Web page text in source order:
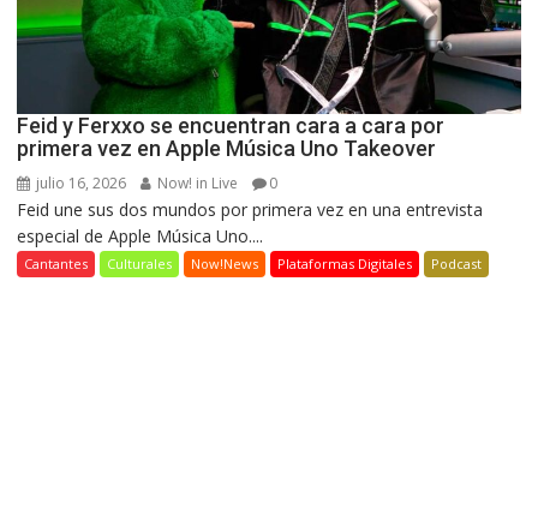
Feid y Ferxxo se encuentran cara a cara por
primera vez en Apple Música Uno Takeover
julio 16, 2026 Now! in Live 0
Feid une sus dos mundos por primera vez en una entrevista
especial de Apple Música Uno....
Cantantes Culturales Now!News Plataformas Digitales Podcast